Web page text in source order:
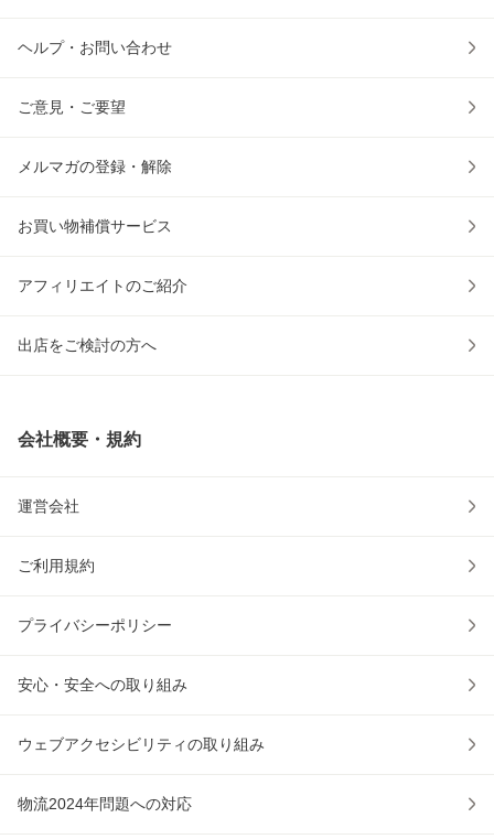
ヘルプ・お問い合わせ
ご意見・ご要望
メルマガの登録・解除
お買い物補償サービス
アフィリエイトのご紹介
出店をご検討の方へ
会社概要・規約
運営会社
ご利用規約
プライバシーポリシー
安心・安全への取り組み
ウェブアクセシビリティの取り組み
物流2024年問題への対応